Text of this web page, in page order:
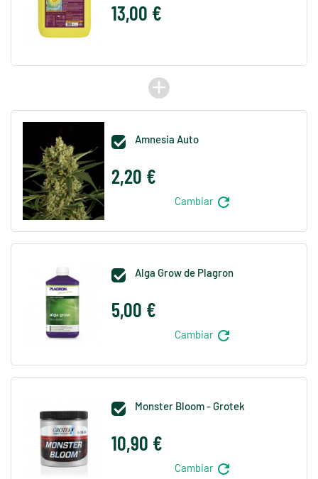
13,00 €
add
 Amnesia Auto
2,20 €
Cambiar refresh
 Alga Grow de Plagron
5,00 €
Cambiar refresh
 Monster Bloom - Grotek
10,90 €
Cambiar refresh